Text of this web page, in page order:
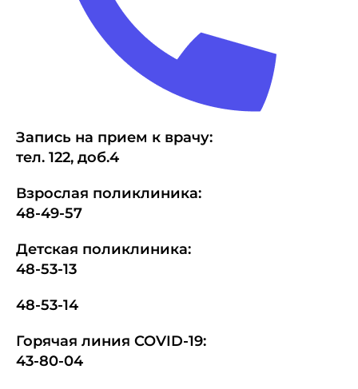
Запись на прием к врачу:
тел. 122, доб.4
Взрослая поликлиника:
48-49-57
Детская поликлиника:
48-53-13
48-53-14
Горячая линия COVID-19:
43-80-04